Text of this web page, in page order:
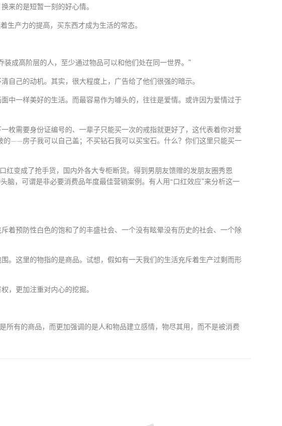
来的是短暂一刻的好心情。
生产力的提高，买东西才成为生活的常态。
成高阶层的人，至少通过物品可以和他们处在同一世界。”
己的动机。其实，很大程度上，广告给了他们很强的暗示。
中一样美好的生活。而最容易作为噱头的，往往是爱情。或许因为爱情过于
枚需要身份证编号的、一辈子只能买一次的戒指就更好了，这代表着你对爱
——房子我可以自己盖；不买钻石我可以买宝石。什么？你们这里只能买一
变成了抢手货，国内外各大专柜断货。得到男朋友馈赠的发朋友圈秀恩
脑，可谓是非必要消费品年度最佳营销案例。有人用“口红效应”来分析这一
着预防性白色的饱和了的丰盛社会、一个没有眩晕没有历史的社会、一个除
。这里的物指的是商品。试想，假如有一天我们的生活充斥着生产过剩而形
，更加注重对内心的挖掘。
所有的商品，而更加强调的是人和物品建立感情，物尽其用，而不是被消费